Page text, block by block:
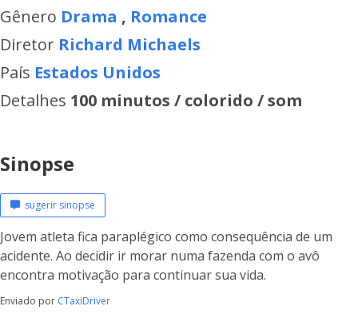
Gênero Drama , Romance
Diretor Richard Michaels
País Estados Unidos
Detalhes 100 minutos / colorido / som
Sinopse
sugerir sinopse
Jovem atleta fica paraplégico como consequência de um
acidente. Ao decidir ir morar numa fazenda com o avô
encontra motivação para continuar sua vida.
Enviado por CTaxiDriver